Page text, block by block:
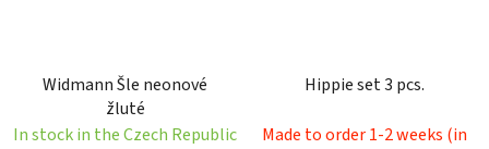
Widmann Šle neonové
žluté
In stock in the Czech Republic
Hippie set 3 pcs.
Made to order 1-2 weeks (in